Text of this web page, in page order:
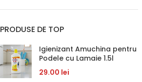
PRODUSE DE TOP
Igienizant Amuchina pentru
Podele cu Lamaie 1.5l
29.00 lei